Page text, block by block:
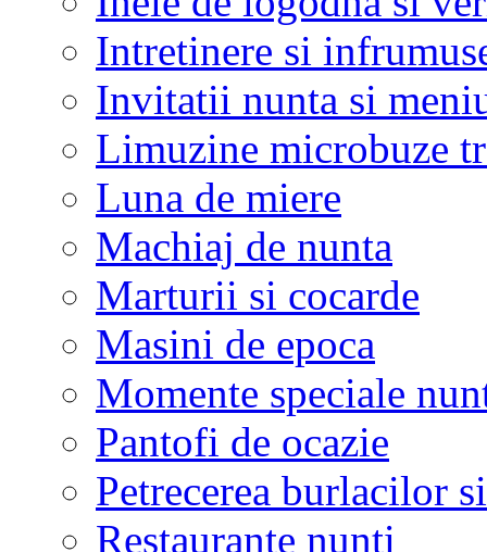
Intretinere si
Invitatii nunta si
Limuzine microbuze
Luna de miere
Machiaj de nunta
Marturii si cocarde
Masini de epoca
Momente speciale
Pantofi de ocazie
Petrecerea burlacilor
Restaurante nunti